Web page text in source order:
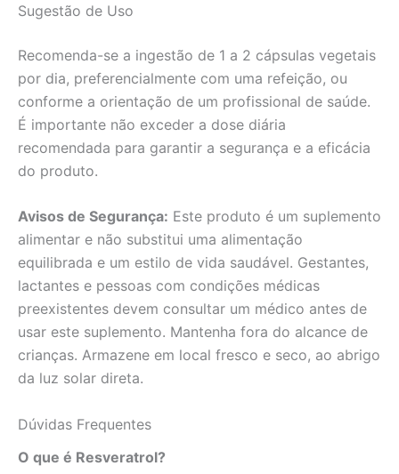
Sugestão de Uso
Recomenda-se a ingestão de 1 a 2 cápsulas vegetais
por dia, preferencialmente com uma refeição, ou
conforme a orientação de um profissional de saúde.
É importante não exceder a dose diária
recomendada para garantir a segurança e a eficácia
do produto.
Avisos de Segurança: Este produto é um suplemento
alimentar e não substitui uma alimentação
equilibrada e um estilo de vida saudável. Gestantes,
lactantes e pessoas com condições médicas
preexistentes devem consultar um médico antes de
usar este suplemento. Mantenha fora do alcance de
crianças. Armazene em local fresco e seco, ao abrigo
da luz solar direta.
Dúvidas Frequentes
O que é Resveratrol?